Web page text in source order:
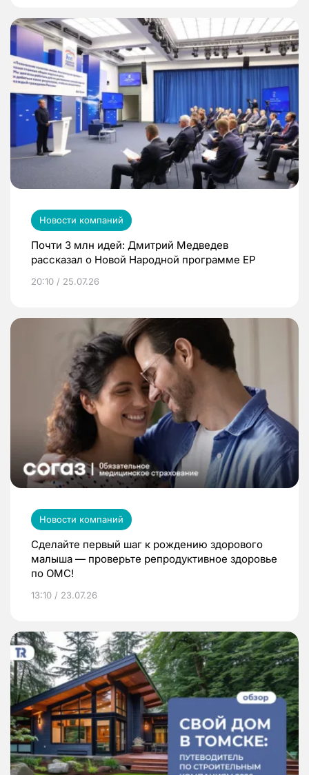
Новости компаний
Почти 3 млн идей: Дмитрий Медведев
рассказал о Новой Народной программе ЕР
20:10 / 25.07.26
Новости компаний
Сделайте первый шаг к рождению здорового
малыша — проверьте репродуктивное здоровье
по ОМС!
13:10 / 23.07.26